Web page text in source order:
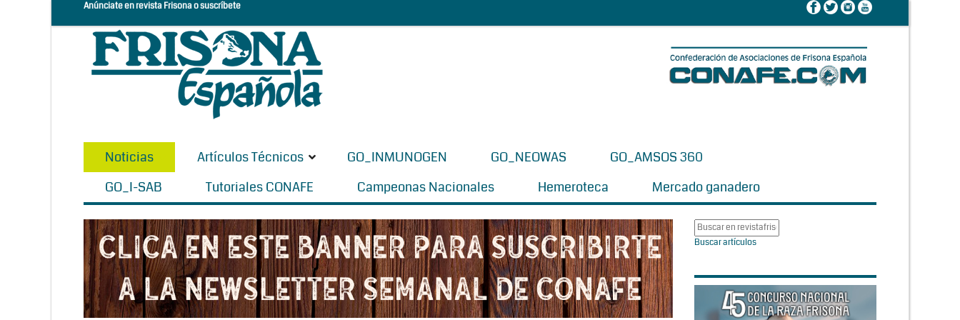
Anúnciate en revista Frisona o suscríbete
Noticias Artículos Técnicos GO_INMUNOGEN GO_NEOWAS
GO_AMSOS 360
GO_I-SAB
Tutoriales CONAFE Campeonas Nacionales Hemeroteca Mercado ganadero
Buscar artículos